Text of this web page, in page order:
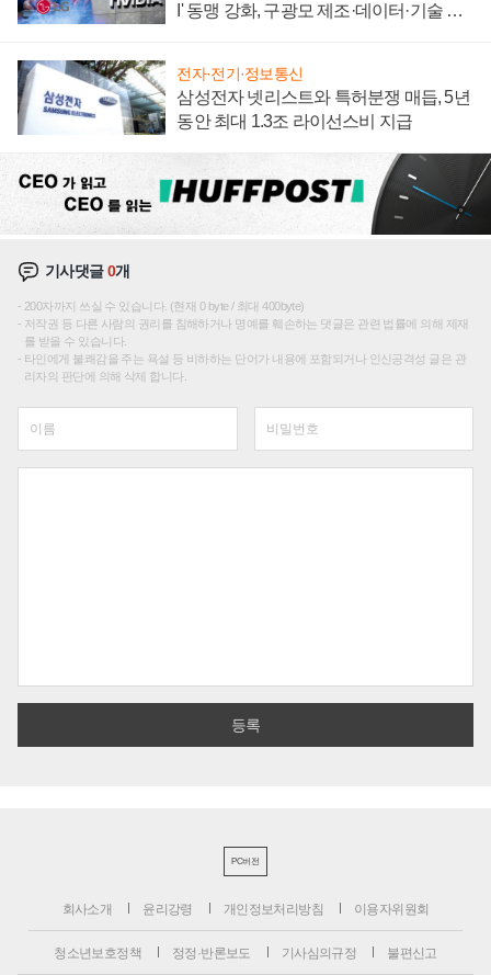
I' 동맹 강화, 구광모 제조·데이터·기술 결
전자·전기·정보통신
삼성전자 넷리스트와 특허분쟁 매듭, 5년
동안 최대 1.3조 라이선스비 지급
기사댓글0개
200자까지 쓰실 수 있습니다. (현재 0 byte / 최대 400byte)
저작권 등 다른 사람의 권리를 침해하거나 명예를 훼손하는 댓글은 관련 법률에 의해 제재
를 받을 수 있습니다.
타인에게 불쾌감을 주는 욕설 등 비하하는 단어가 내용에 포함되거나 인신공격성 글은 관
리자의 판단에 의해 삭제 합니다.
PC버전
회사소개 윤리강령 개인정보처리방침 이용자위원회
청소년보호정책 정정·반론보도 기사심의규정 불편신고